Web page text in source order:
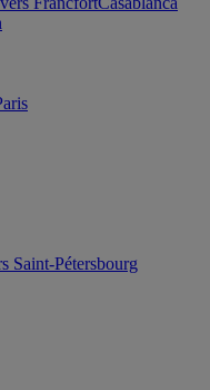
Saint-Pétersbourg